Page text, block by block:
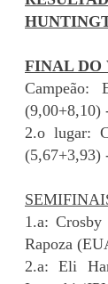
FINAL DO
(9,00+8,10)
2.o lugar:
(5,67+3,93)
1.a:
Rapoza
2.a: Eli